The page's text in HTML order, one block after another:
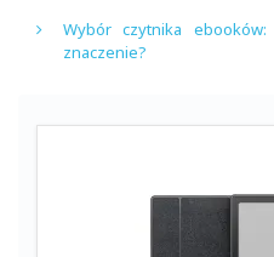
Wybór czytnika
znaczenie?